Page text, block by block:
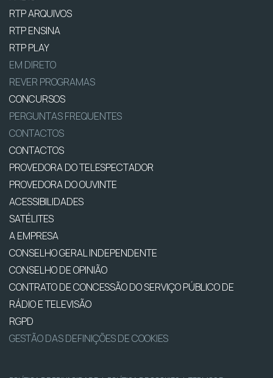
RTP ARQUIVOS
RTP ENSINA
RTP PLAY
EM DIRETO
REVER PROGRAMAS
CONCURSOS
PERGUNTAS FREQUENTES
CONTACTOS
CONTACTOS
PROVEDORA DO TELESPECTADOR
PROVEDORA DO OUVINTE
ACESSIBILIDADES
SATÉLITES
A EMPRESA
CONSELHO GERAL INDEPENDENTE
CONSELHO DE OPINIÃO
CONTRATO DE CONCESSÃO DO SERVIÇO PÚBLICO DE
RÁDIO E TELEVISÃO
RGPD
GESTÃO DAS DEFINIÇÕES DE COOKIES